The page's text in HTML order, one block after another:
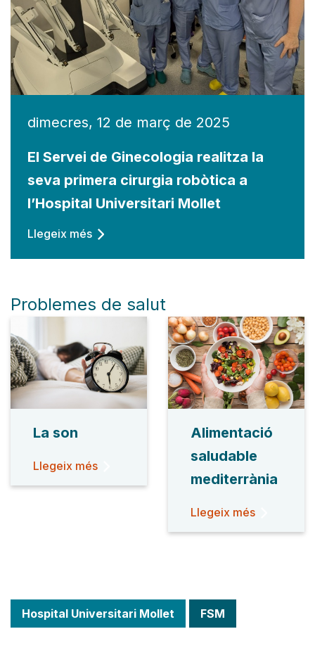
dimecres, 12 de març de 2025
El Servei de Ginecologia realitza la
seva primera cirurgia robòtica a
l’Hospital Universitari Mollet
Llegeix més
Problemes de salut
La son
Llegeix més
Alimentació
saludable
mediterrània
Llegeix més
Hospital Universitari Mollet FSM